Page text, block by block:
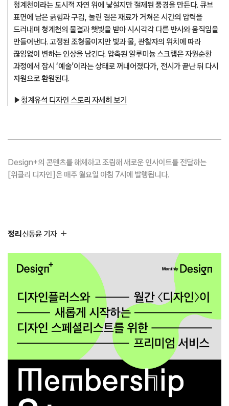
청계천이라는 도시적 자연 위에 낯설지만 절제된 풍경을 만든다. 큐브
표면에 남은 긁힘과 구김, 눌린 결은 재료가 거쳐온 시간의 압력을
드러내며 청계천의 물결과 햇빛을 받아 시시각각 다른 반사와 움직임을
만들어낸다. 고정된 조형물이지만 빛과 물, 관찰자의 위치에 따라
끊임없이 변하는 인상을 남긴다. 압축된 알루미늄 스크랩은 자원순환
과정에서 잠시 ‘예술’이라는 상태로 꺼내어졌다가, 전시가 끝난 뒤 다시
자원으로 환원된다.
▶ 청계유석 디자인 스토리 자세히 보기
Design+의 콘텐츠를 해체하고 조립해 새로운 인사이트를 전달하는
[위클리 디자인]은 매주 월요일 아침 7시에 발행됩니다.
정리 신동윤 기자